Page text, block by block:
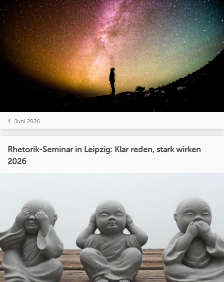
4. Juni 2026
Rhetorik-Seminar in Leipzig: Klar reden, stark wirken
2026